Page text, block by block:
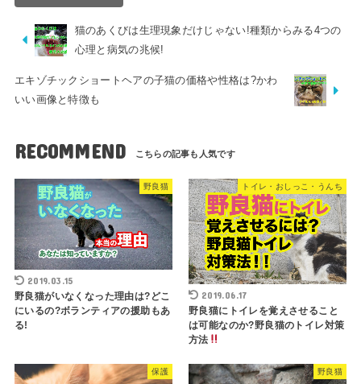
猫のあくびは生理現象だけじゃない!種類からみる4つの
心理と病気の兆候!
エキゾチックショートヘアの子猫の価格や性格は?かわ
いい画像と特徴も
RECOMMEND
野良猫
2019.03.15
野良猫がいなくなった理由は?どこ
にいるの?ボランティアの援助もあ
る!
トイレ・おしっこ・うんち
2019.06.17
野良猫にトイレを覚えさせること
は可能なのか?野良猫のトイレ対策
方法
保護 野良猫